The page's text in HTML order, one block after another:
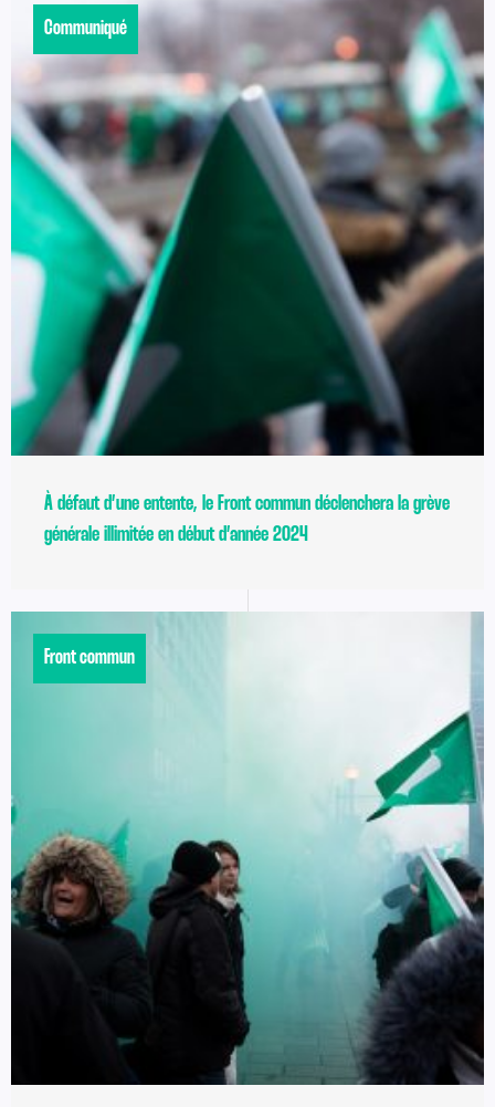
Communiqué
À défaut d’une entente, le Front commun déclenchera la grève
générale illimitée en début d’année 2024
Front commun